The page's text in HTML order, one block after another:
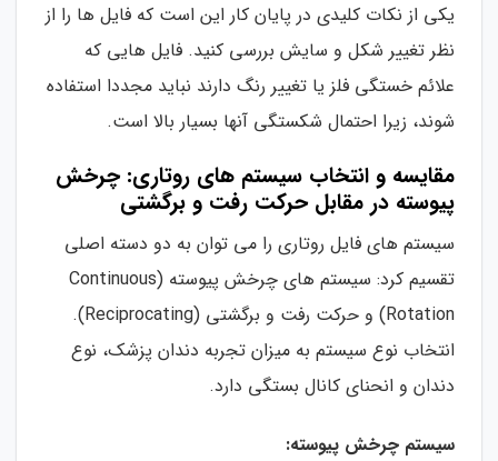
یکی از نکات کلیدی در پایان کار این است که فایل ها را از
نظر تغییر شکل و سایش بررسی کنید. فایل هایی که
علائم خستگی فلز یا تغییر رنگ دارند نباید مجددا استفاده
شوند، زیرا احتمال شکستگی آنها بسیار بالا است.
مقایسه و انتخاب سیستم های روتاری: چرخش
پیوسته در مقابل حرکت رفت و برگشتی
سیستم های فایل روتاری را می توان به دو دسته اصلی
تقسیم کرد: سیستم های چرخش پیوسته (Continuous
Rotation) و حرکت رفت و برگشتی (Reciprocating).
انتخاب نوع سیستم به میزان تجربه دندان پزشک، نوع
دندان و انحنای کانال بستگی دارد.
سیستم چرخش پیوسته: